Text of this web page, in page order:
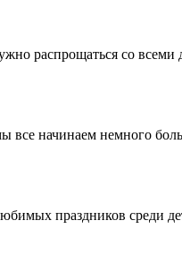
распрощаться со
начинаем немного
праздников среди